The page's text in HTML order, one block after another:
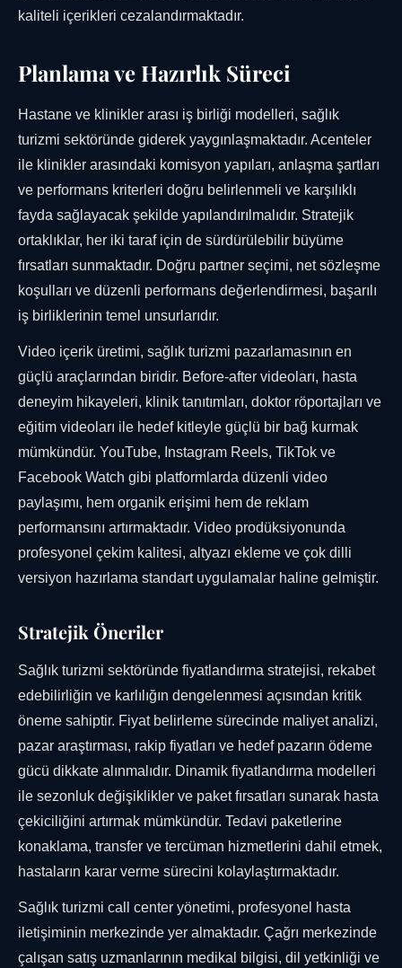
kaliteli içerikleri cezalandırmaktadır.
Planlama ve Hazırlık Süreci
Hastane ve klinikler arası iş birliği modelleri, sağlık
turizmi sektöründe giderek yaygınlaşmaktadır. Acenteler
ile klinikler arasındaki komisyon yapıları, anlaşma şartları
ve performans kriterleri doğru belirlenmeli ve karşılıklı
fayda sağlayacak şekilde yapılandırılmalıdır. Stratejik
ortaklıklar, her iki taraf için de sürdürülebilir büyüme
fırsatları sunmaktadır. Doğru partner seçimi, net sözleşme
koşulları ve düzenli performans değerlendirmesi, başarılı
iş birliklerinin temel unsurlarıdır.
Video içerik üretimi, sağlık turizmi pazarlamasının en
güçlü araçlarından biridir. Before-after videoları, hasta
deneyim hikayeleri, klinik tanıtımları, doktor röportajları ve
eğitim videoları ile hedef kitleyle güçlü bir bağ kurmak
mümkündür. YouTube, Instagram Reels, TikTok ve
Facebook Watch gibi platformlarda düzenli video
paylaşımı, hem organik erişimi hem de reklam
performansını artırmaktadır. Video prodüksiyonunda
profesyonel çekim kalitesi, altyazı ekleme ve çok dilli
versiyon hazırlama standart uygulamalar haline gelmiştir.
Stratejik Öneriler
Sağlık turizmi sektöründe fiyatlandırma stratejisi, rekabet
edebilirliğin ve karlılığın dengelenmesi açısından kritik
öneme sahiptir. Fiyat belirleme sürecinde maliyet analizi,
pazar araştırması, rakip fiyatları ve hedef pazarın ödeme
gücü dikkate alınmalıdır. Dinamik fiyatlandırma modelleri
ile sezonluk değişiklikler ve paket fırsatları sunarak hasta
çekiciliğini artırmak mümkündür. Tedavi paketlerine
konaklama, transfer ve tercüman hizmetlerini dahil etmek,
hastaların karar verme sürecini kolaylaştırmaktadır.
Sağlık turizmi call center yönetimi, profesyonel hasta
iletişiminin merkezinde yer almaktadır. Çağrı merkezinde
çalışan satış uzmanlarının medikal bilgisi, dil yetkinliği ve